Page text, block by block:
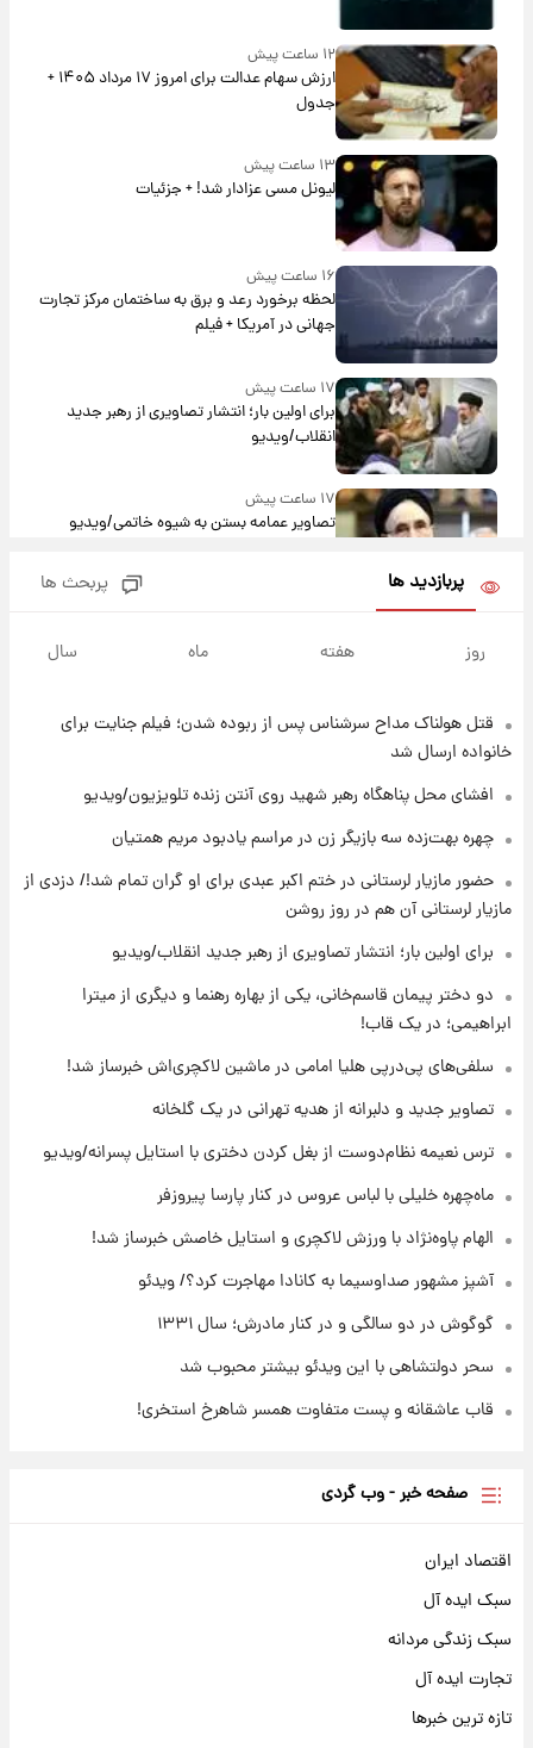
۱۲ ساعت پیش
ارزش سهام عدالت برای امروز ۱۷ مرداد ۱۴۰۵ +
جدول
۱۳ ساعت پیش
لیونل مسی عزادار شد! + جزئیات
۱۶ ساعت پیش
لحظه برخورد رعد و برق به ساختمان مرکز تجارت
جهانی در آمریکا + فیلم
۱۷ ساعت پیش
برای اولین بار؛ انتشار تصاویری از رهبر جدید
انقلاب/ویدیو
۱۷ ساعت پیش
تصاویر عمامه بستن به شیوه خاتمی/ویدیو
تلویزیون/ویدیو
۲۰ ساعت پیش
۲۰ ساعت پیش
پول به معشوقه با درآمد یوفا
۲۰ ساعت پیش
هشدار درباره کمبود یک ماده معدنی؛ خطر
آلزایمر و زوال عقل افزایش می‌یابد؟
۲۰ ساعت پیش
انتقاد تند پیمان طالبی از مسئولان استقلال در
پی رفتن رامین رضاییان+ عکس
۲۱ ساعت پیش
پربازدید ها پربحث ها
روز هفته ماه سال
قتل هولناک مداح سرشناس پس از ربوده شدن؛ فیلم جنایت برای
خانواده ارسال شد
افشای محل پناهگاه‌ رهبر شهید روی آنتن زنده تلویزیون/ویدیو
چهره بهت‌زده سه بازیگر زن در مراسم یادبود مریم همتیان
حضور مازیار لرستانی در ختم اکبر عبدی برای او گران تمام شد!/ دزدی از
مازیار لرستانی آن هم در روز روشن
برای اولین بار؛ انتشار تصاویری از رهبر جدید انقلاب/ویدیو
دو دختر پیمان قاسم‌خانی، یکی از بهاره رهنما و دیگری از میترا
ابراهیمی؛ در یک قاب!
سلفی‌های پی‌درپی هلیا امامی در ماشین لاکچری‌اش خبرساز شد!
تصاویر جدید و دلبرانه از هدیه تهرانی در یک گلخانه
ترس نعیمه نظام‌دوست از بغل کردن دختری با استایل پسرانه/ویدیو
ماه‌چهره خلیلی با لباس عروس در کنار پارسا پیروزفر
الهام پاوه‌نژاد با ورزش لاکچری و استایل خاصش خبرساز شد!
آشپز مشهور صداوسیما به کانادا مهاجرت کرد؟/ ویدئو
گوگوش در دو سالگی و در کنار مادرش؛ سال ۱۳۳۱
سحر دولتشاهی با این ویدئو بیشتر محبوب شد
قاب عاشقانه و پست متفاوت همسر شاهرخ استخری!
صفحه خبر - وب گردی
اقتصاد ایران
سبک ایده آل
سبک زندگی مردانه
تجارت ایده آل
تازه ترین خبرها